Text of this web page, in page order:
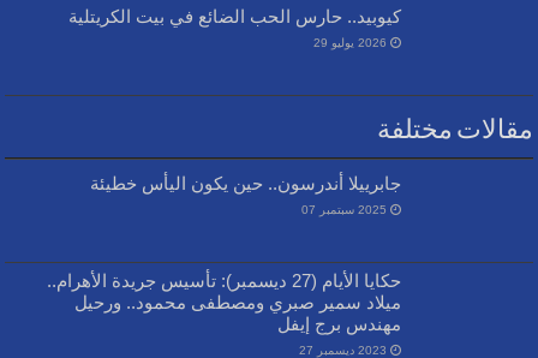
كيوبيد.. حارس الحب الضائع في بيت الكريتلية
2026 يوليو 29
مقالات مختلفة
جابرييلا أندرسون.. حين يكون اليأس خطيئة
2025 سبتمبر 07
حكايا الأيام (27 ديسمبر): تأسيس جريدة الأهرام..
ميلاد سمير صبري ومصطفى محمود.. ورحيل
مهندس برج إيفل
2023 ديسمبر 27